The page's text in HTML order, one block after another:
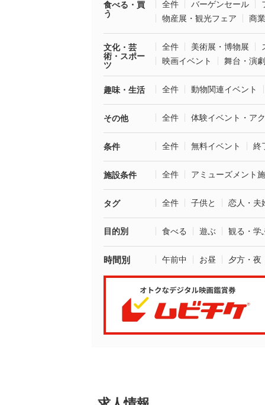
食べる・買
う
全件 バーゲンセール
物産展・観光フェア
商
文化・芸
術・スポー
ツ
全件 美術展・博物展
映画イベント
舞台・演劇
趣味・生活 全件 動物関連イベント
その他 全件 体験イベント・ア
条件 全件 無料イベント 終
施設条件 全件 アミューズメント
タグ 全件 子供と 恋人・夫
目的別 食べる 遊ぶ 観る・学
時間別 午前中 お昼 夕方・夜